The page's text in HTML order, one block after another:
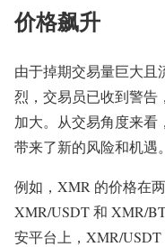
价格飙升
由于掉期交易量巨大且
烈，交易员已收到警告
加大。从交易角度来看
带来了新的风险和机遇。
例如，XMR 的价格在
XMR/USDT 和 XMR/
安平台上，XMR/USDT